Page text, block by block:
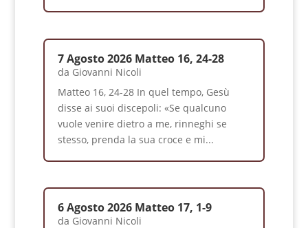
7 Agosto 2026 Matteo 16, 24-28
da Giovanni Nicoli
Matteo 16, 24-28 In quel tempo, Gesù
disse ai suoi discepoli: «Se qualcuno
vuole venire dietro a me, rinneghi se
stesso, prenda la sua croce e mi...
6 Agosto 2026 Matteo 17, 1-9
da Giovanni Nicoli